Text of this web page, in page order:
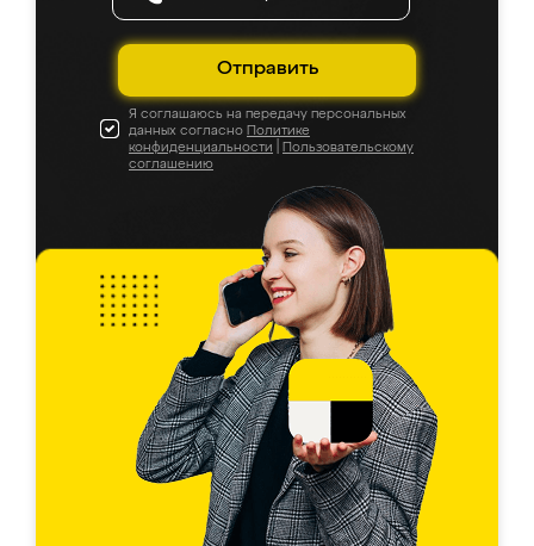
Отправить
Я соглашаюсь на передачу персональных
данных согласно Политике
конфиденциальности
Пользовательскому
соглашению